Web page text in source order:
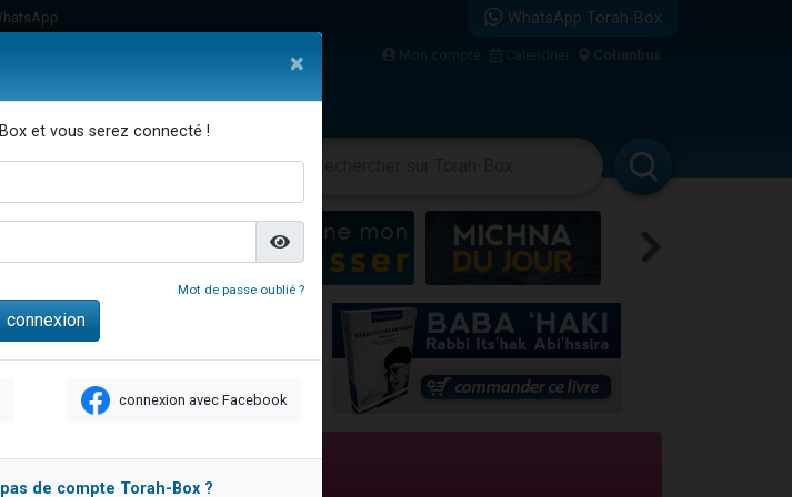
Rivka, 6 enfants, victime de violences...
Zoom
Diane, 80 ans, dans un appartement insalubre
jours de vacances aux Orphelins
Sauvez la jambe de Yohan
WhatsApp Torah-Box
Mon compte Calendrier Columbus
Texte Musique Paracha Divertissements
×
et vous serez connecté !
Mot de passe oublié ?
connexion avec Facebook
de compte Torah-Box ?